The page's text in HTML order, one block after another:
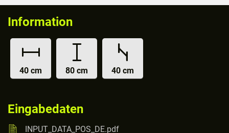
Information
40 cm 80 cm 40 cm
Eingabedaten
INPUT_DATA_POS_DE.pdf